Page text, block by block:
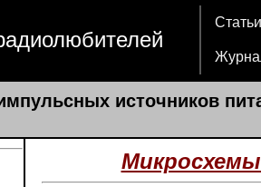
Статьи
источников